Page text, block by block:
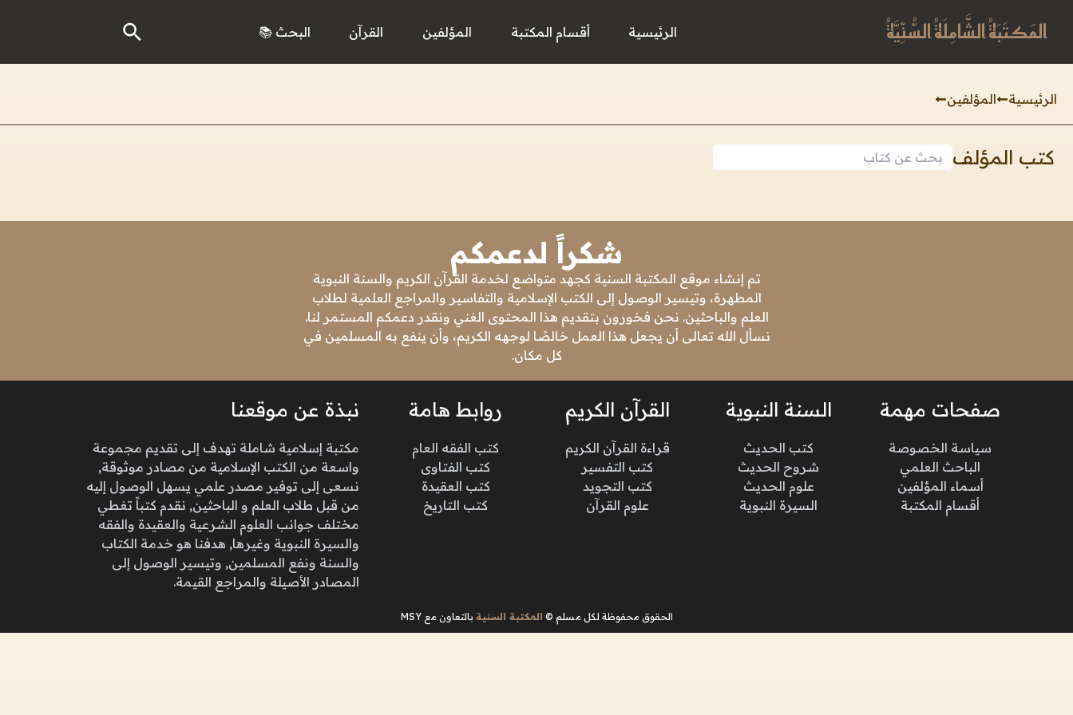
المَكتَبَةُ الشَّامِلَةُ السُّنِّيَّةُ الرئيسية أقسام المكتبة المؤلفين القرآن البحث 📚
الرئيسية المؤلفين
كتب المؤلف
شكراً لدعمكم
تم إنشاء موقع المكتبة السنية كجهد متواضع لخدمة القرآن الكريم والسنة النبوية
المطهرة، وتيسير الوصول إلى الكتب الإسلامية والتفاسير والمراجع العلمية لطلاب
العلم والباحثين. نحن فخورون بتقديم هذا المحتوى الغني ونقدر دعمكم المستمر لنا.
نسأل الله تعالى أن يجعل هذا العمل خالصًا لوجهه الكريم، وأن ينفع به المسلمين في
كل مكان.
صفحات مهمة
سياسة الخصوصة
الباحث العلمي
أسماء المؤلفين
أقسام المكتبة
السنة النبوية
كتب الحديث
شروح الحديث
علوم الحديث
السيرة النبوية
القرآن الكريم
قراءة القرآن الكريم
كتب التفسير
كتب التجويد
علوم القرآن
روابط هامة
كتب الفقه العام
كتب الفتاوى
كتب العقيدة
كتب التاريخ
نبذة عن موقعنا
مكتبة إسلامية شاملة تهدف إلى تقديم مجموعة
واسعة من الكتب الإسلامية من مصادر موثوقة,
نسعى إلى توفير مصدر علمي يسهل الوصول إليه
من قبل طلاب العلم و الباحثين, نقدم كتباً تغطي
مختلف جوانب العلوم الشرعية والعقيدة والفقه
والسيرة النبوية وغيرها, هدفنا هو خدمة الكتاب
والسنة ونفع المسلمين, وتيسير الوصول إلى
المصادر الأصيلة والمراجع القيمة.
الحقوق محفوظة لكل مسلم © المكتبة السنية بالتعاون مع MSY